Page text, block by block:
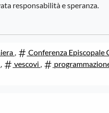
responsabilità e speranza.
, Conferenza Episcopale
, vescovi ,